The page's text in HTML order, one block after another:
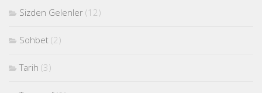
Sizden Gelenler (12)
Sohbet (2)
Tarih (3)